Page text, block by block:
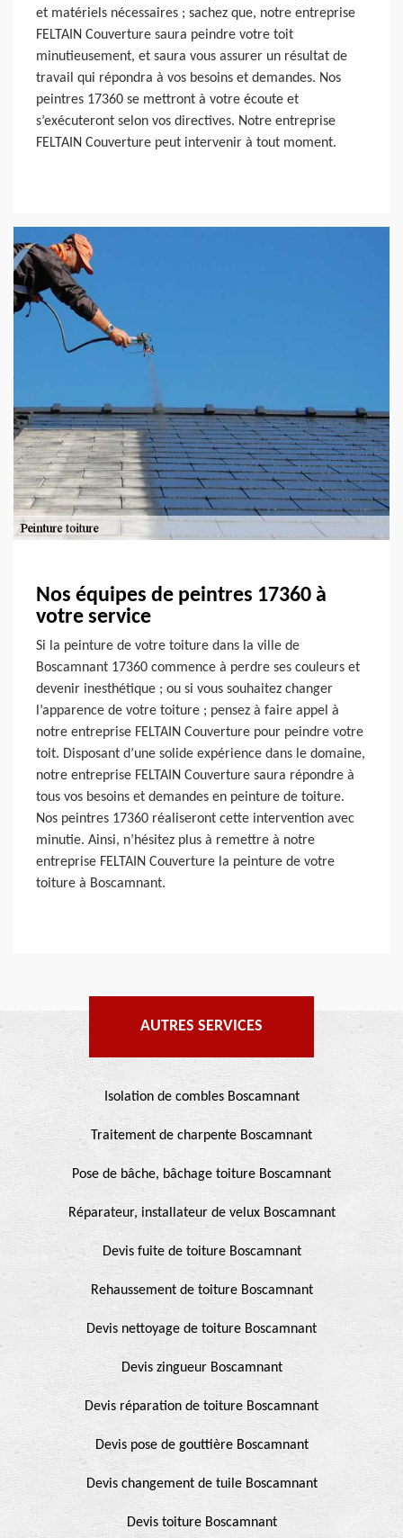
et matériels nécessaires ; sachez que, notre entreprise
FELTAIN Couverture saura peindre votre toit
minutieusement, et saura vous assurer un résultat de
travail qui répondra à vos besoins et demandes. Nos
peintres 17360 se mettront à votre écoute et
s’exécuteront selon vos directives. Notre entreprise
FELTAIN Couverture peut intervenir à tout moment.
Nos équipes de peintres 17360 à
votre service
Si la peinture de votre toiture dans la ville de
Boscamnant 17360 commence à perdre ses couleurs et
devenir inesthétique ; ou si vous souhaitez changer
l’apparence de votre toiture ; pensez à faire appel à
notre entreprise FELTAIN Couverture pour peindre votre
toit. Disposant d’une solide expérience dans le domaine,
notre entreprise FELTAIN Couverture saura répondre à
tous vos besoins et demandes en peinture de toiture.
Nos peintres 17360 réaliseront cette intervention avec
minutie. Ainsi, n’hésitez plus à remettre à notre
entreprise FELTAIN Couverture la peinture de votre
toiture à Boscamnant.
AUTRES SERVICES
Isolation de combles Boscamnant
Traitement de charpente Boscamnant
Pose de bâche, bâchage toiture Boscamnant
Réparateur, installateur de velux Boscamnant
Devis fuite de toiture Boscamnant
Rehaussement de toiture Boscamnant
Devis nettoyage de toiture Boscamnant
Devis zingueur Boscamnant
Devis réparation de toiture Boscamnant
Devis pose de gouttière Boscamnant
Devis changement de tuile Boscamnant
Devis toiture Boscamnant